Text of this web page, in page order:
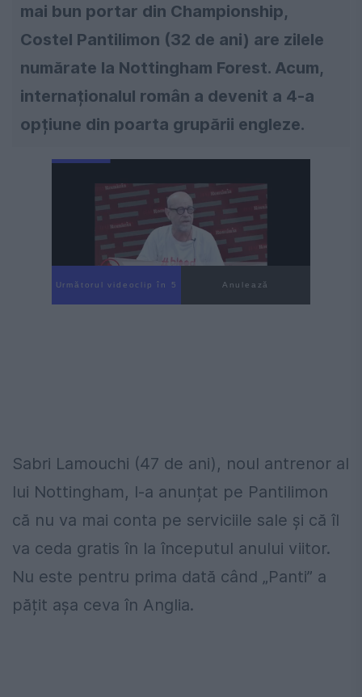
mai bun portar din Championship,
Costel Pantilimon (32 de ani) are zilele
numărate la Nottingham Forest. Acum,
internaționalul român a devenit a 4-a
opțiune din poarta grupării engleze.
Următorul videoclip în 4 Anulează
Sabri Lamouchi (47 de ani), noul antrenor al
lui Nottingham, l-a anunțat pe Pantilimon
că nu va mai conta pe serviciile sale și că îl
va ceda gratis în la începutul anului viitor.
Nu este pentru prima dată când „Panti” a
pățit așa ceva în Anglia.